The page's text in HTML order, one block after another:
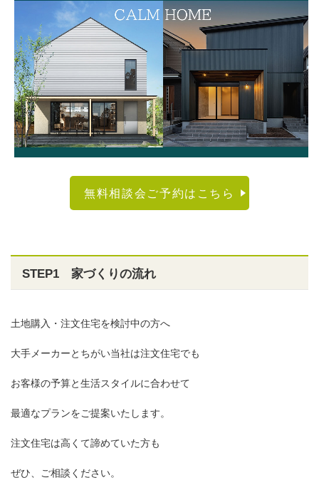
無料相談会ご予約はこちら
STEP1 家づくりの流れ
土地購入・注文住宅を検討中の方へ
大手メーカーとちがい当社は注文住宅でも
お客様の予算と生活スタイルに合わせて
最適なプランをご提案いたします。
注文住宅は高くて諦めていた方も
ぜひ、ご相談ください。